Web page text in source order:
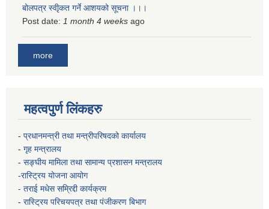
बोलपत्र स्वीृकत गर्ने आशयको सूचना ।।।
Post date: 1 month 4 weeks ago
more
महत्वपुर्ण लिंकहरु
- प्रधानमन्त्री तथा मन्त्रीपरिषदको कार्यालय
- गृह मन्त्रालय
- सङ्घीय मामिला तथा सामान्य प्रशासन मन्त्रालय
-रास्ट्रिय योजना आयोग
- तराई मधेस सम्रिद्दी कार्यक्रम
- रास्ट्रिय परिचयपत्र तथा पंजीकरण बिभाग